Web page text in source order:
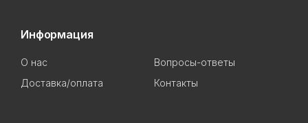
Информация
О нас
Вопросы-ответы
Доставка/оплата
Контакты